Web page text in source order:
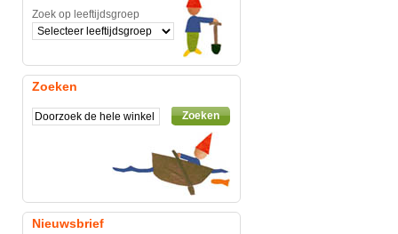
Zoek op leeftijdsgroep
Zoeken
Zoeken
Nieuwsbrief